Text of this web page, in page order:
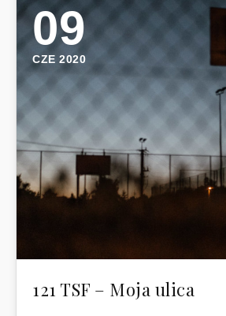
09
CZE 2020
121 TSF – Moja ulica